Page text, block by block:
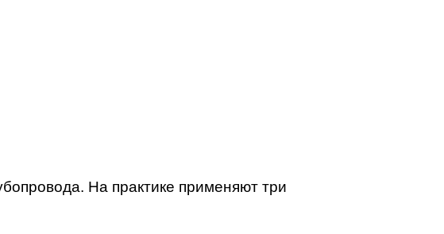
На практике применяют три